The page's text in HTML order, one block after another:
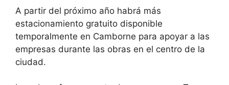
A partir del próximo año habrá más
estacionamiento gratuito disponible
temporalmente en Camborne para apoyar a las
empresas durante las obras en el centro de la
ciudad.